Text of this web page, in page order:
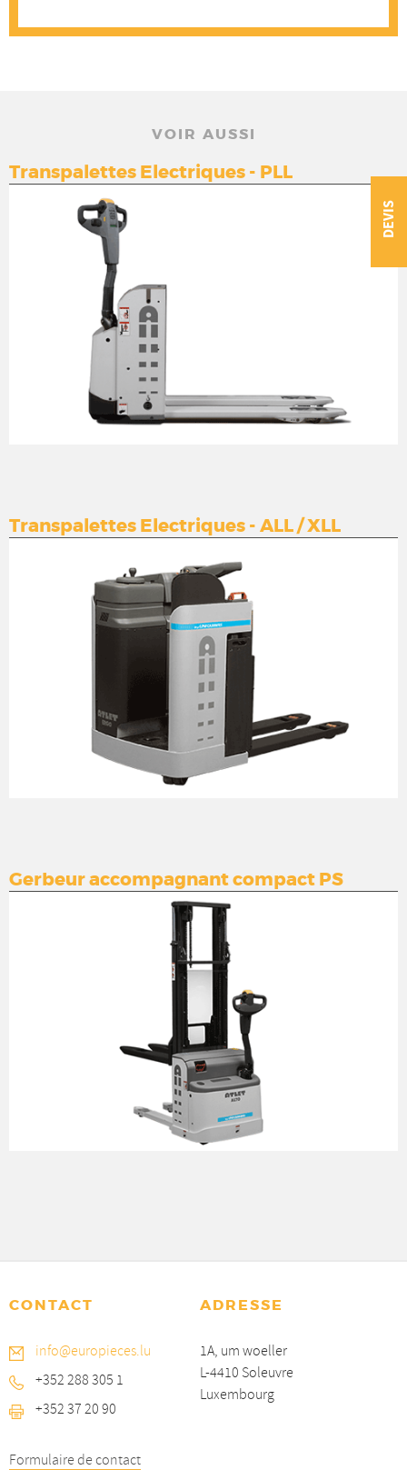
DEVIS
VOIR AUSSI
Transpalettes Electriques - PLL
Transpalettes Electriques - ALL / XLL
Gerbeur accompagnant compact PS
CONTACT
info@europieces.lu
+352 288 305 1
+352 37 20 90
Formulaire de contact
ADRESSE
1A, um woeller
L-4410 Soleuvre
Luxembourg